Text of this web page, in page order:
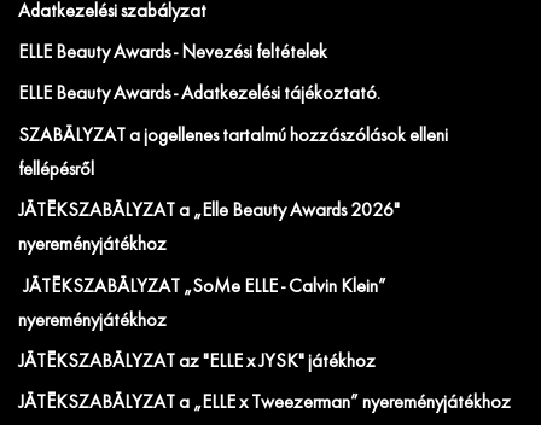
Adatkezelési szabályzat
ELLE Beauty Awards - Nevezési feltételek
ELLE Beauty Awards - Adatkezelési tájékoztató.
SZABÁLYZAT a jogellenes tartalmú hozzászólások elleni
fellépésről
JÁTÉKSZABÁLYZAT a „Elle Beauty Awards 2026"
nyereményjátékhoz
JÁTÉKSZABÁLYZAT „SoMe ELLE - Calvin Klein”
nyereményjátékhoz
JÁTÉKSZABÁLYZAT az "ELLE x JYSK" játékhoz
JÁTÉKSZABÁLYZAT a „ELLE x Tweezerman” nyereményjátékhoz